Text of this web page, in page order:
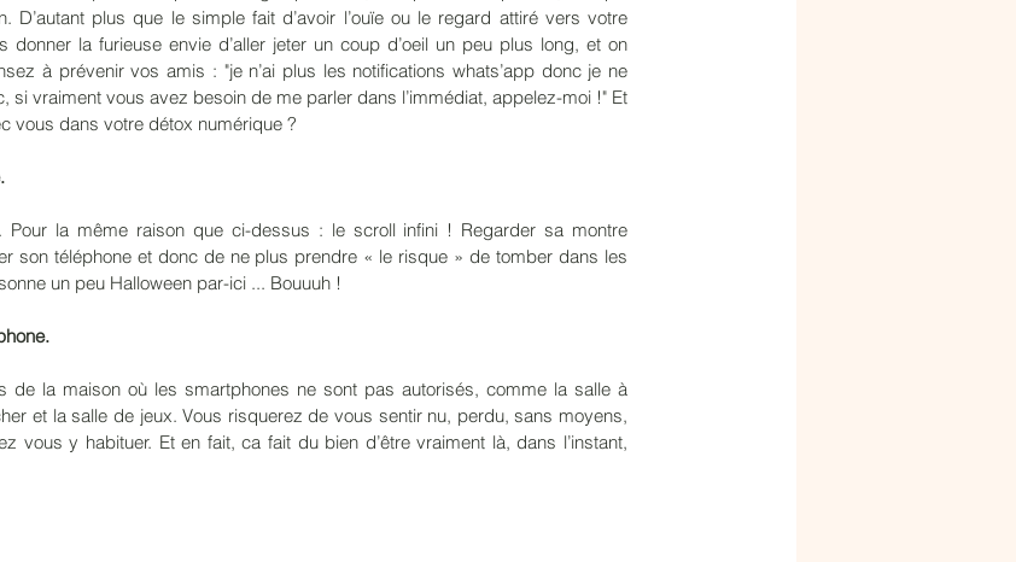
D’autant plus que le simple fait d’avoir l’ouïe ou le regard attiré vers votre
donner la furieuse envie d’aller jeter un coup d’oeil un peu plus long, et on
à prévenir vos amis : "je n’ai plus les notifications whats’app donc je ne
si vraiment vous avez besoin de me parler dans l’immédiat, appelez-moi !" Et
vous dans votre détox numérique ?
Pour la même raison que ci-dessus : le scroll infini ! Regarder sa montre
son téléphone et donc de ne plus prendre « le risque » de tomber dans les
un peu Halloween par-ici ... Bouuuh !
de la maison où les smartphones ne sont pas autorisés, comme la salle à
et la salle de jeux. Vous risquerez de vous sentir nu, perdu, sans moyens,
vous y habituer. Et en fait, ca fait du bien d’être vraiment là, dans l’instant,